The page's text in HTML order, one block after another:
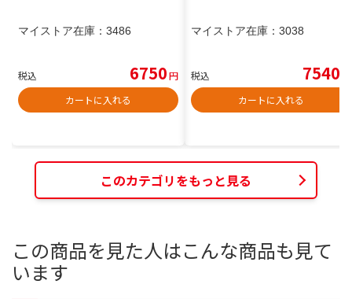
マイストア在庫： 3486
税込 6750円
カートに入れる
マイストア在庫： 3038
税込 7540
カートに入れる
このカテゴリをもっと見る
この商品を見た人はこんな商品も見て
います